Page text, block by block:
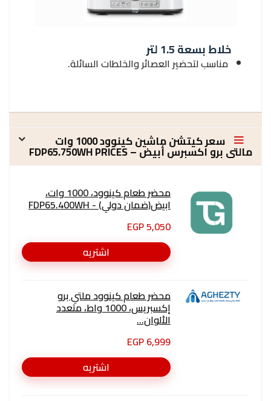
خلاط بسعة 1.5 لتر
مناسب لتحضير العصائر والخلطات السائلة.
سعر كيتشن ماشين كينوود 1000 وات
مالتى برو اكسبرس أبيض – FDP65.750WH PRICES
محضر طعام كينوود، 1000 وات،
ابيض(ضمان دولي) - FDP65.400WH
5,050 EGP
اشتريه
محضر طعام كينوود ملتي برو
إكسبريس، 1000 واط، متعدد
الألوان...
6,999 EGP
اشتريه